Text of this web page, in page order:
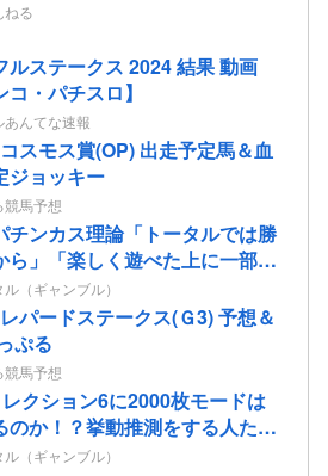
ねる
ルステークス 2024 結果 動画
コ・パチスロ】
あんてな速報
スモス賞(OP) 出走予定馬＆血
ジョッキー
馬予想
チンカス理論「トータルでは勝
ら」「楽しく遊べた上に一部還
むしろ良心的だよね」
（ギャンブル）
パードステークス(Ｇ3) 予想＆
ぷる
馬予想
クション6に2000枚モードは
のか！？挙動推測をする人たち
（ギャンブル）